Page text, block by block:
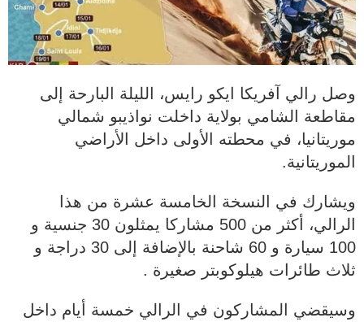
وصل رالي آفريكا ايكو رايس، الليلة البارحة إلى
مقاطعة الشامي بولاية داخلت نواذيبو شمالي
موريتانيا، في محطته الأولى داخل الأراضي
الموريتانية.
ويشارك في النسخة الخامسة عشرة من هذا
الرالي، أكثر من 500 مشاركا يمثلون 30 جنسية و
100 سيارة و 60 شاحنة بالإضافة إلى 30 دراجة و
ثلاث طائرات هيلوكوبتر صغيرة .
وسيقضي المشاركون في الرالي خمسة أيام داخل